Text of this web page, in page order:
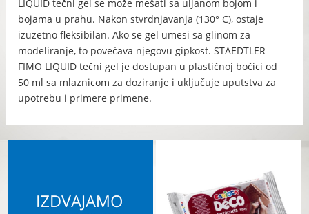
LIQUID tečni gel se može mešati sa uljanom bojom i
bojama u prahu. Nakon stvrdnjavanja (130° C), ostaje
izuzetno fleksibilan. Ako se gel umesi sa glinom za
modeliranje, to povećava njegovu gipkost. STAEDTLER
FIMO LIQUID tečni gel je dostupan u plastičnoj bočici od
50 ml sa mlaznicom za doziranje i uključuje uputstva za
upotrebu i primere primene.